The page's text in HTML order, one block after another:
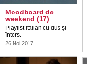
Moodboard de
weekend (17)
Playlist italian cu dus și
întors.
26 Noi 2017